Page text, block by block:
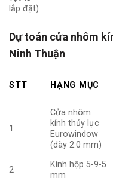
lắp đặt)
Dự toán cửa nhôm
Ninh Thuận
STT HẠNG MỤC
1
Cửa nhôm
kính thủy lực
Eurowindow
(dày 2.0 mm)
2
Kính hộp 5-9-5
mm